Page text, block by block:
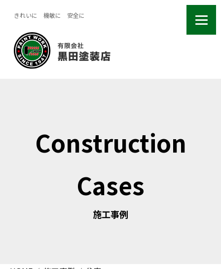
きれいに 機敏に 安全に
Construction
Cases
施工事例